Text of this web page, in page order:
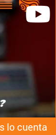
lo cuenta